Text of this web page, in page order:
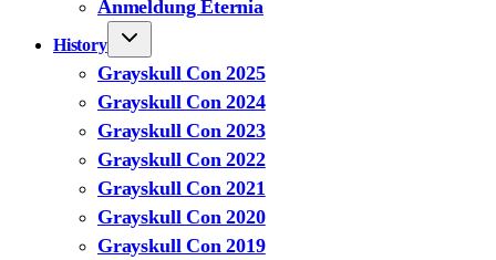
Anmeldung Eternia
History
Grayskull Con 2025
Grayskull Con 2024
Grayskull Con 2023
Grayskull Con 2022
Grayskull Con 2021
Grayskull Con 2020
Grayskull Con 2019